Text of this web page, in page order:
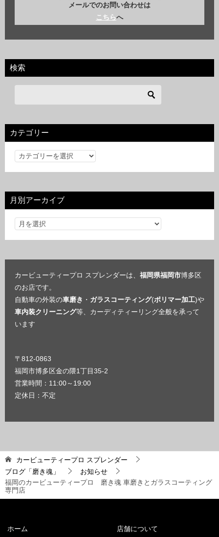
メールでのお問い合わせは
こちらへ
検索
カテゴリー
カ
リ
ー
月別アーカイブ
カービューティープロ スプレンダーは、 福岡県福岡市博多区
のお店です。
自動車の外装の車磨き ・ ガラスコーティング(ポリマー加工)や
車内装クリーニング等、カーディティーリング全般を承って
います
〒812-0863
福岡市博多区金の隈1丁目35-2
営業時間：11:00～19:00
定休日：不定
カービューティープロ スプレンダー
ブログ「磨き魂」
お知らせ
福岡のカービューティープロ 磨き魂 車磨きとガラスコーティング
専門店
ホーム 店舗について